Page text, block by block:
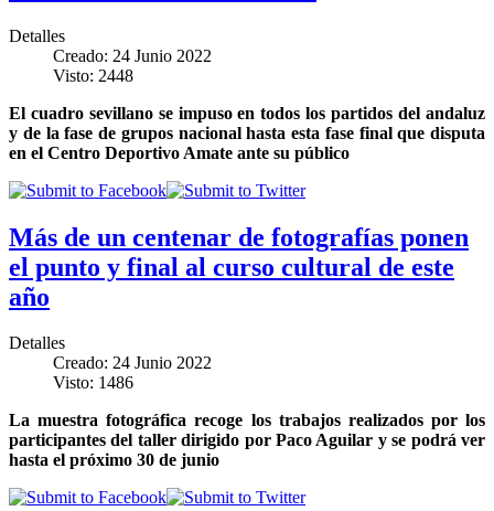
Detalles
Creado: 24 Junio 2022
Visto: 2448
El cuadro sevillano se impuso en todos los partidos del andaluz
y de la fase de grupos nacional hasta esta fase final que disputa
en el Centro Deportivo Amate ante su público
Más de un centenar de fotografías ponen
el punto y final al curso cultural de este
año
Detalles
Creado: 24 Junio 2022
Visto: 1486
La muestra fotográfica recoge los trabajos realizados por los
participantes del taller dirigido por Paco Aguilar y se podrá ver
hasta el próximo 30 de junio